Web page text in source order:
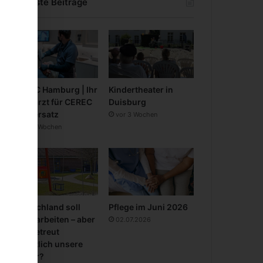
CEREC Hamburg | Ihr
Zahnarzt für CEREC
Zahnersatz
vor 3 Wochen
Kindertheater in
Duisburg
vor 3 Wochen
Deutschland soll
mehr arbeiten – aber
wer betreut
eigentlich unsere
Kinder?
Pflege im Juni 2026
02.07.2026